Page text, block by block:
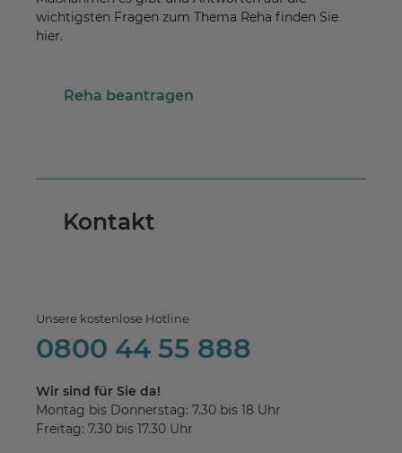
wichtigsten Fragen zum Thema Reha finden Sie
hier.
Reha beantragen
Kontakt
Unsere kostenlose Hotline
0800 44 55 888
Wir sind für Sie da!
Montag bis Donnerstag: 7.30 bis 18 Uhr
Freitag: 7.30 bis 17.30 Uhr